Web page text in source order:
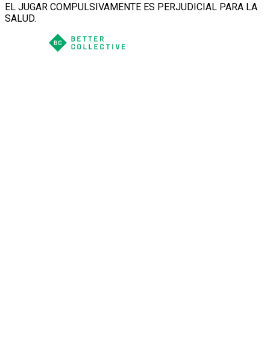
EL JUGAR COMPULSIVAMENTE ES PERJUDICIAL PARA LA
SALUD.